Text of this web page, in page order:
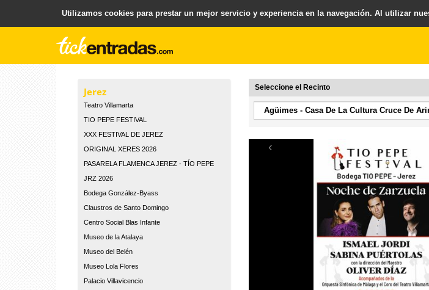
Plataforma para la Venta y Gestion de Entradas .
Jerez
Teatro Villamarta
TIO PEPE FESTIVAL
XXX FESTIVAL DE JEREZ
ORIGINAL XERES 2026
PASARELA FLAMENCA JEREZ - TÍO PEPE
JRZ 2026
Bodega González-Byass
Claustros de Santo Domingo
Centro Social Blas Infante
Museo de la Atalaya
Museo del Belén
Museo Lola Flores
Palacio Villavicencio
Seleccione el Recinto
‹
Utilizamos cookies para prestar un mejor servicio y experiencia en la navegación. Al utilizar